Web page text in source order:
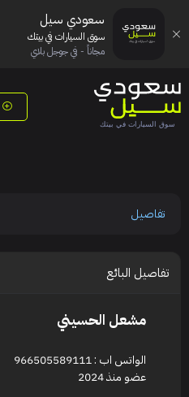
تفاصيل
تفاصيل البائع
مشعل الحسيني
الواتس اب : 966505589111
عضو منذ 2024
سعودي سيل
سوق السيارات في بيتك
مجاناً - في جوجل بلاي